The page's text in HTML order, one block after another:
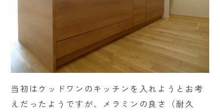
当初はウッドワンのキッチンを入れようとお考
えだったようですが、メラミンの良さ（耐久